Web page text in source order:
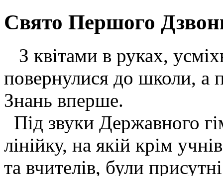
Свято Першого
З квітами в руках,
повернулися до школи, а
Знань вперше.
Під звуки Державного
лінійку, на якій крім
та вчителів, були